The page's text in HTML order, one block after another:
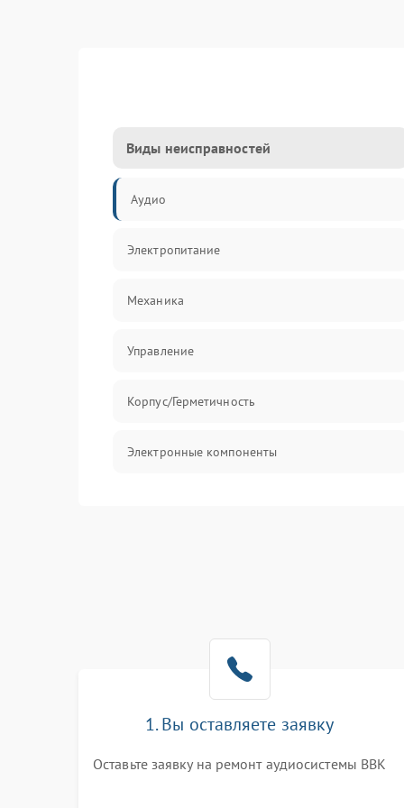
Виды неисправностей
Аудио
Электропитание
Механика
Управление
Корпус/Герметичность
Электронные компоненты
1. Вы оставляете заявку
Оставьте заявку на ремонт аудиосистемы BBK